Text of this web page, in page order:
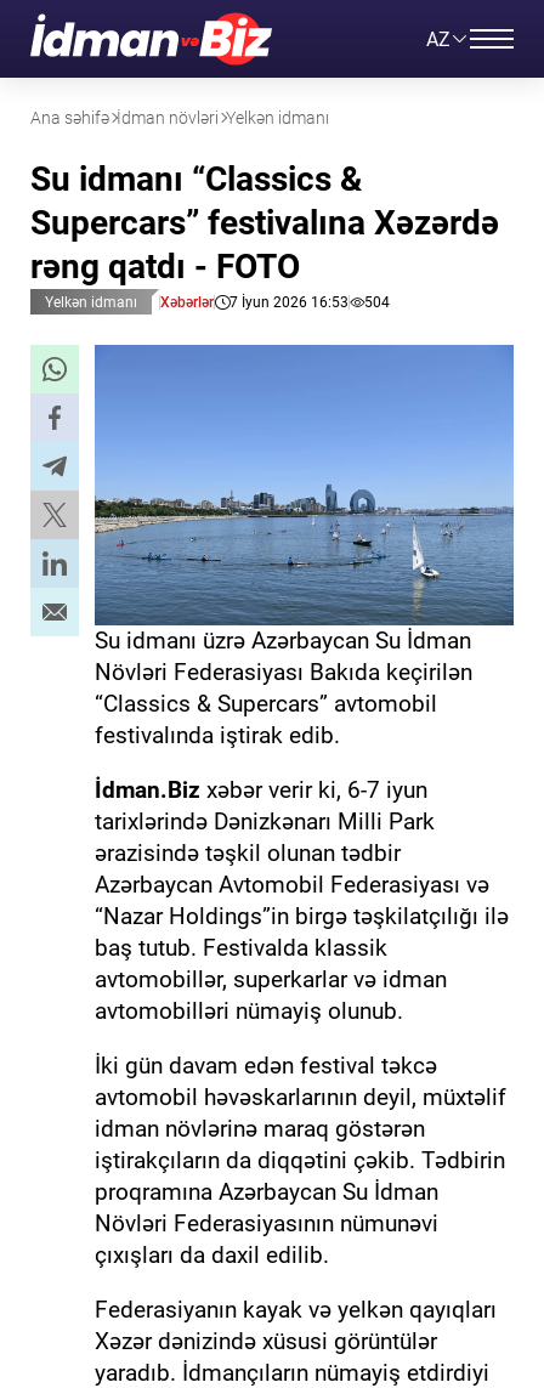
AZ
Ana səhifə İdman növləri Yelkən idmanı
Su idmanı “Classics &
Supercars” festivalına Xəzərdə
rəng qatdı - FOTO
Yelkən idmanı Xəbərlər 7 İyun 2026 16:53 504
Su idmanı üzrə Azərbaycan Su İdman
Növləri Federasiyası Bakıda keçirilən
“Classics & Supercars” avtomobil
festivalında iştirak edib.
İdman.Biz xəbər verir ki, 6-7 iyun
tarixlərində Dənizkənarı Milli Park
ərazisində təşkil olunan tədbir
Azərbaycan Avtomobil Federasiyası və
“Nazar Holdings”in birgə təşkilatçılığı ilə
baş tutub. Festivalda klassik
avtomobillər, superkarlar və idman
avtomobilləri nümayiş olunub.
İki gün davam edən festival təkcə
avtomobil həvəskarlarının deyil, müxtəlif
idman növlərinə maraq göstərən
iştirakçıların da diqqətini çəkib. Tədbirin
proqramına Azərbaycan Su İdman
Növləri Federasiyasının nümunəvi
çıxışları da daxil edilib.
Federasiyanın kayak və yelkən qayıqları
Xəzər dənizində xüsusi görüntülər
yaradıb. İdmançıların nümayiş etdirdiyi